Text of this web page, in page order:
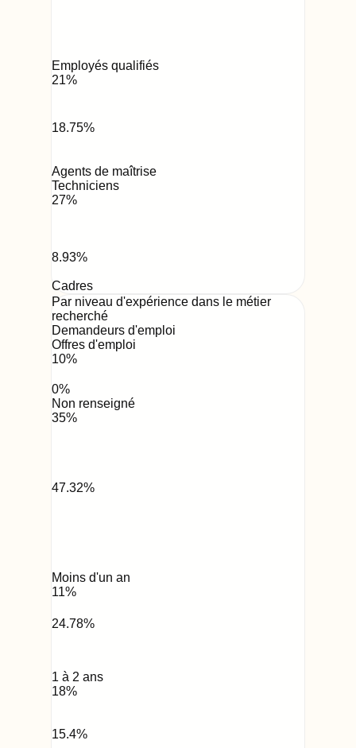
Employés qualifiés
21%
18.75%
Agents de maîtrise
Techniciens
27%
8.93%
Cadres
Par niveau d'expérience dans le métier
recherché
Demandeurs d'emploi
Offres d'emploi
10%
0%
Non renseigné
35%
47.32%
Moins d'un an
11%
24.78%
1 à 2 ans
18%
15.4%